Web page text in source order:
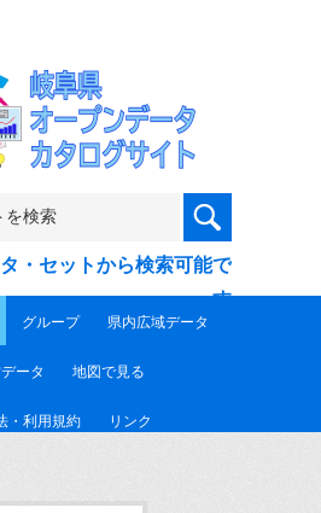
・セットから検索可能で
す
グループ 県内広域データ
ータ 地図で見る
・利用規約 リンク